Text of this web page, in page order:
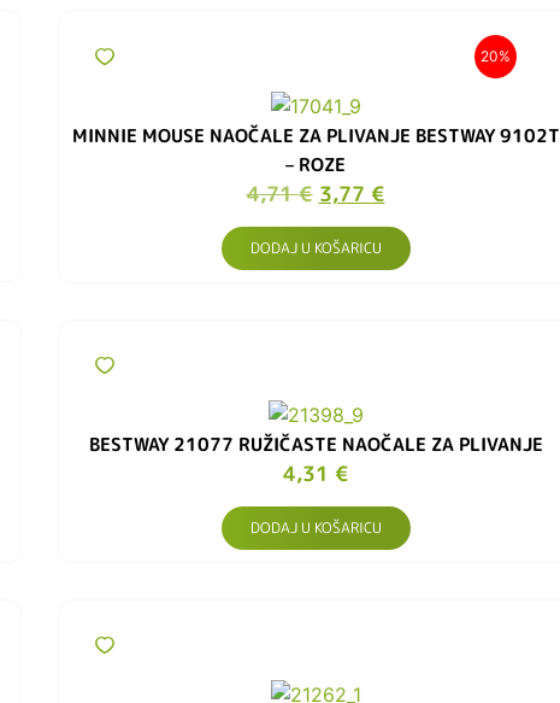
20%
MINNIE MOUSE NAOČALE ZA PLIVANJE BESTWAY 9102T
– ROZE
4,71€ 3,77 €
DODAJ U KOŠARICU
BESTWAY 21077 RUŽIČASTE NAOČALE ZA PLIVANJE
4,31 €
DODAJ U KOŠARICU